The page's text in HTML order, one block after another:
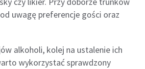
uwagę preferencje gości oraz
alkoholi, kolej na ustalenie ich
wykorzystać sprawdzony